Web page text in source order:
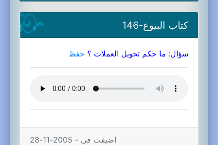
كتاب البيوع-146
سؤال: ما حكم تحويل العملات ؟ حفظ
اضيفت في - 2005-11-28